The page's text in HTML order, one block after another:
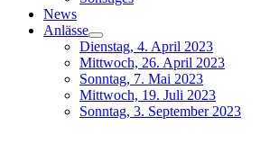
News
Anlässe
Dienstag, 4. April 2023
Mittwoch, 26. April 2023
Sonntag, 7. Mai 2023
Mittwoch, 19. Juli 2023
Sonntag, 3. September 2023